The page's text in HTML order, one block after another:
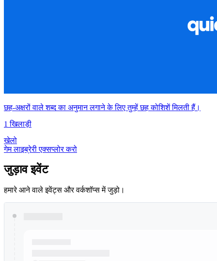
छह-अक्षरों वाले शब्द का अनुमान लगाने के लिए तुम्हें छह कोशिशें मिलती हैं।
1 खिलाड़ी
खेलो
गेम लाइब्रेरी एक्सप्लोर करो
जुड़ाव इवेंट
हमारे आने वाले इवेंट्स और वर्कशॉप्स में जुड़ो।